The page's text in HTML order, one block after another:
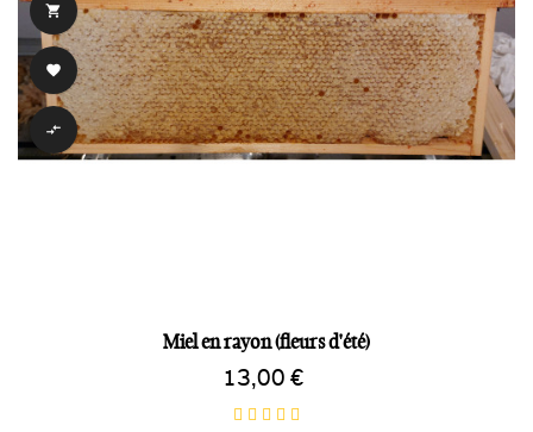



Miel en rayon (fleurs d'été)
13,00 €